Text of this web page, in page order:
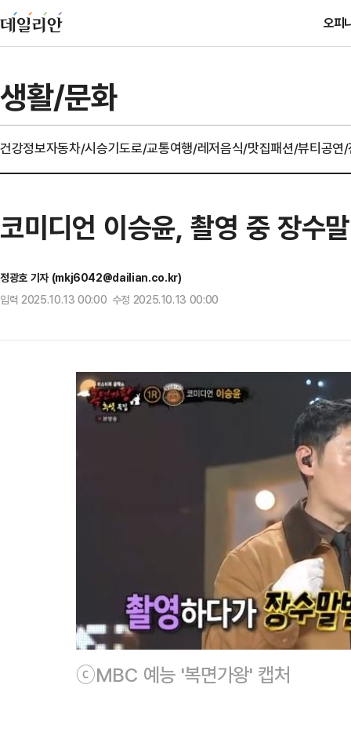
오피
생활/문화
건강정보자동차/시승기도로/교통여행/레저음식/맛집패션/뷰티공연
코미디언 이승윤, 촬영 중 장수
정광호 기자 (mkj6042@dailian.co.kr)
입력 2025.10.13 00:00 수정 2025.10.13 00:00
ⓒMBC 예능 '복면가왕' 캡처